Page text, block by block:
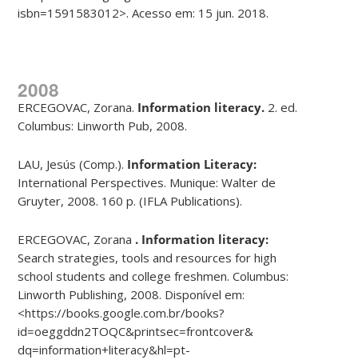
isbn=1591583012>. Acesso em: 15 jun. 2018.
2008
ERCEGOVAC, Zorana. Information literacy. 2. ed.
Columbus: Linworth Pub, 2008.
LAU, Jesús (Comp.). Information Literacy:
International Perspectives. Munique: Walter de
Gruyter, 2008. 160 p. (IFLA Publications).
ERCEGOVAC, Zorana . Information literacy:
Search strategies, tools and resources for high
school students and college freshmen. Columbus:
Linworth Publishing, 2008. Disponível em:
<https://books.google.com.br/books?
id=oeggddn2TOQC&printsec=frontcover&
dq=information+literacy&hl=pt-